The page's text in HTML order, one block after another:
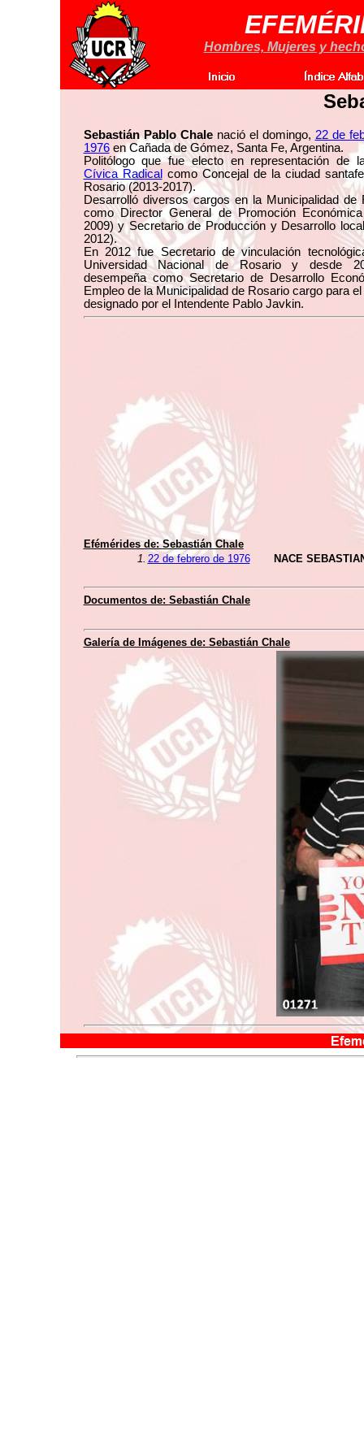
Hombres, Mujeres y
Sebastián Pablo Chalenació el domingo, 22 de
1976en Cañada de Gómez, Santa Fe, Argentina.
Politólogo que fue electo en representación de
Cívica Radical como Concejal de la ciudad
Rosario (2013-2017).
Desarrolló diversos cargos en la Municipalidad de
como Director General de Promoción
2009) y Secretario de Producción y Desarrollo
2012).
En 2012 fue Secretario de vinculación
Universidad Nacional de Rosario y desde
desempeña como Secretario de Desarrollo
Empleo de la Municipalidad de Rosario cargo para el
designado por el Intendente Pablo Javkin.
Efémérides de:Sebastián Chale
1. 22 de febrero de 1976 NACE
Documentos de: Sebastián Chale
Galería de Imágenes de: Sebastián Chale